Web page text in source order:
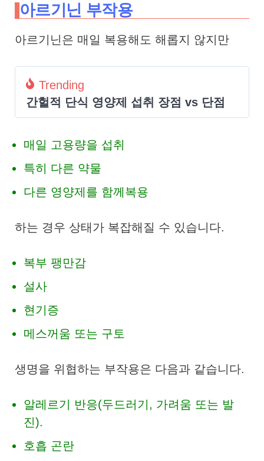
아르기닌 부작용
아르기닌은 매일 복용해도 해롭지 않지만
Trending
간헐적 단식 영양제 섭취 장점 vs 단점
매일 고용량을 섭취
특히 다른 약물
다른 영양제를 함께복용
하는 경우 상태가 복잡해질 수 있습니다.
복부 팽만감
설사
현기증
메스꺼움 또는 구토
생명을 위협하는 부작용은 다음과 같습니다.
알레르기 반응(두드러기, 가려움 또는 발
진).
호흡 곤란